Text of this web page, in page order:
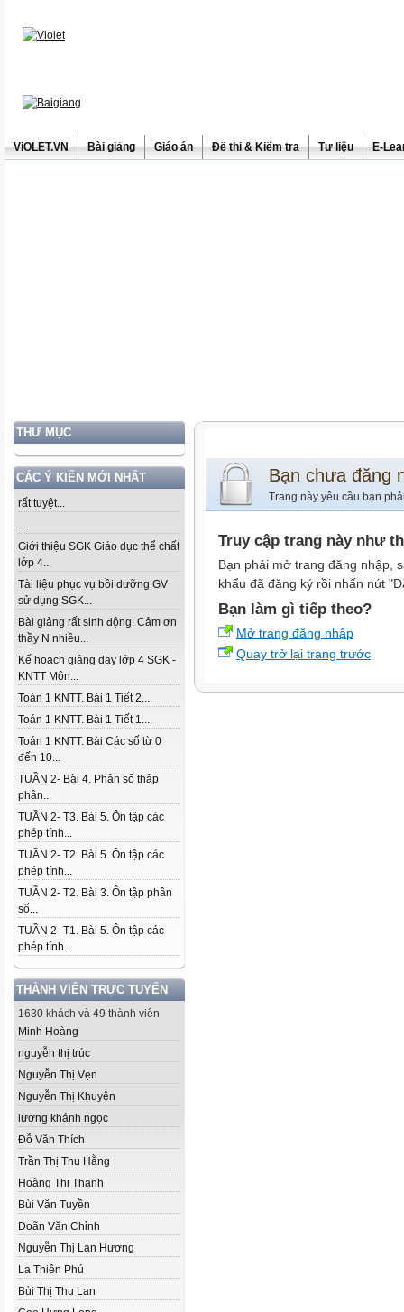
ViOLET.VN Bài giảng Giáo án Đề thi & Kiểm tra Tư liệu E-
THƯ MỤC
CÁC Ý KIẾN MỚI NHẤT
rất tuyệt...
...
Giới thiệu SGK Giáo dục thể chất
lớp 4...
Tài liệu phục vụ bồi dưỡng GV
sử dụng SGK...
Bài giảng rất sinh động. Cảm ơn
thầy N nhiều...
Kế hoạch giảng dạy lớp 4 SGK -
KNTT Môn...
Toán 1 KNTT. Bài 1 Tiết 2....
Toán 1 KNTT. Bài 1 Tiết 1....
Toán 1 KNTT. Bài Các số từ 0
đến 10...
TUẦN 2- Bài 4. Phân số thập
phân...
TUẦN 2- T3. Bài 5. Ôn tập các
phép tính...
TUẦN 2- T2. Bài 5. Ôn tập các
phép tính...
TUẦN 2- T2. Bài 3. Ôn tập phân
số...
TUẦN 2- T1. Bài 5. Ôn tập các
phép tính...
THÀNH VIÊN TRỰC TUYẾN
1630 khách và 49 thành viên
Minh Hoàng
nguyễn thị trúc
Nguyễn Thị Vẹn
Nguyễn Thị Khuyên
lương khánh ngọc
Đỗ Văn Thích
Trần Thị Thu Hằng
Hoàng Thị Thanh
Bùi Văn Tuyền
Doãn Văn Chỉnh
Nguyễn Thị Lan Hương
La Thiên Phú
Bùi Thị Thu Lan
Bạn chưa đăng
Trang này yêu cầu bạn
Truy cập trang này như
Bạn phải mở trang đăng nhập,
khẩu đã đăng ký rồi nhấn nút
Bạn làm gì tiếp theo?
Mở trang đăng nhập
Quay trở lại trang trước